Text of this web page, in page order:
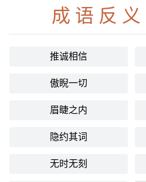
成语反
推诚相信
傲睨一切
眉睫之内
隐约其词
无时无刻